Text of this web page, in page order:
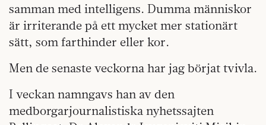
samman med intelligens. Dumma människor
är irriterande på ett mycket mer stationärt
sätt, som farthinder eller kor.
Men de senaste veckorna har jag börjat tvivla.
I veckan namngavs han av den
medborgarjournalistiska nyhetssajten